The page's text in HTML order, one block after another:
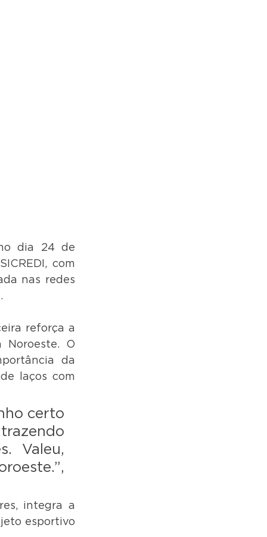
dia 24 de
com
nas redes
reforça a
Noroeste. O
da
laços com
certo
Valeu,
integra a
esportivo